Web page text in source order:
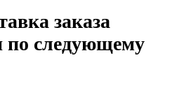
заказа
по следующему